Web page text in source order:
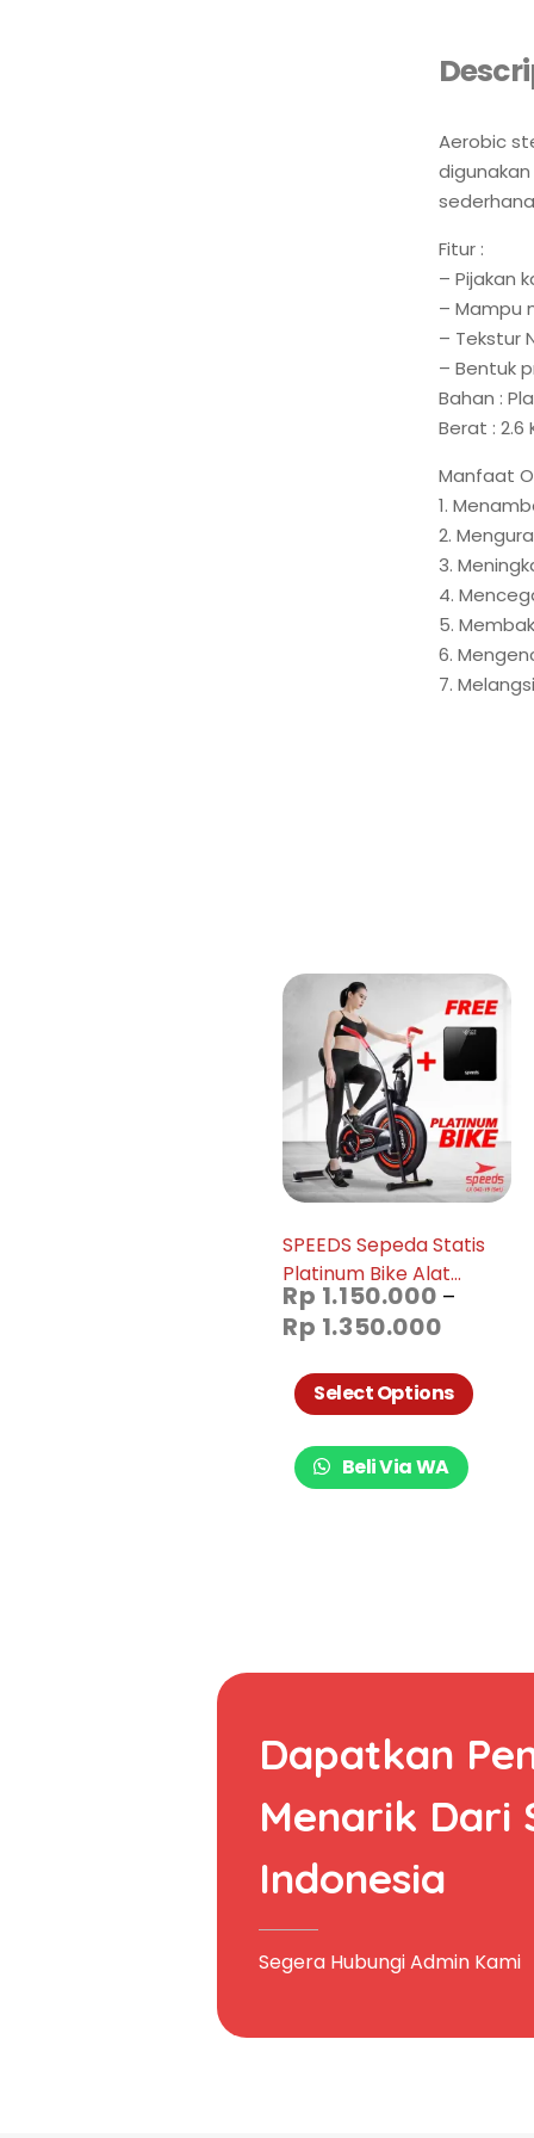
Aerobic
Fitur :
– Pijakan
– Mampu
– Tekstur
– Bentuk
Bahan :
Berat : 2.6
Manfaat
1.
2.
3.
4.
5.
6.
7.
SPEEDS Sepeda Statis
Platinum Bike Alat
Fitness Spinning Bike
Sepeda Fitness Untuk Di
Rp 1.150.000 –
Rp 1.350.000
Select Options
Beli Via WA
Dapatkan
Menarik Dari
Indonesia
Segera Hubungi Admin Kami